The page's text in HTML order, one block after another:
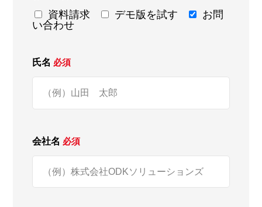
資料請求 デモ版を試す
お問
い合わせ
氏名 必須
会社名 必須